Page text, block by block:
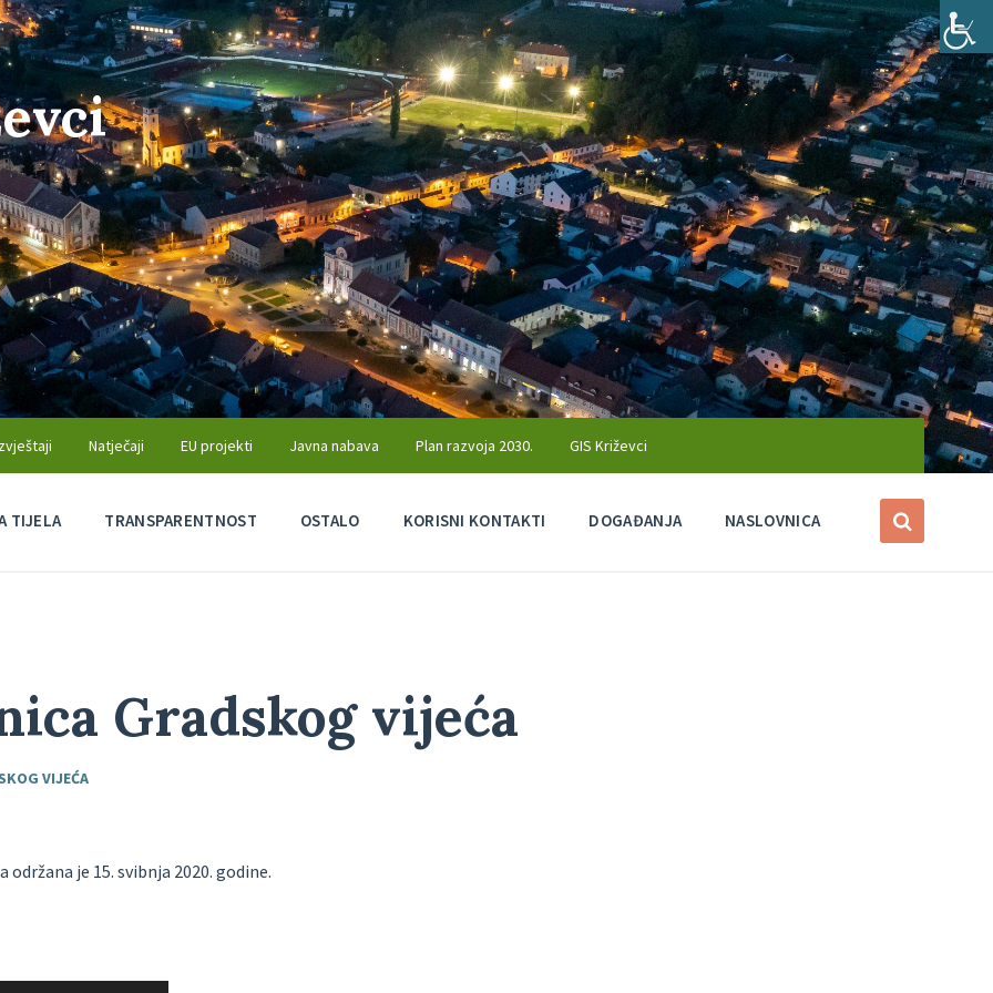
Natječaji EU projekti Javna nabava Plan razvoja 2030. GIS Križevci
TIJELA TRANSPARENTNOST OSTALO KORISNI KONTAKTI DOGAĐANJA NASLOVNICA
Gradskog vijeća
VIJEĆA
održana je 15. svibnja 2020. godine.